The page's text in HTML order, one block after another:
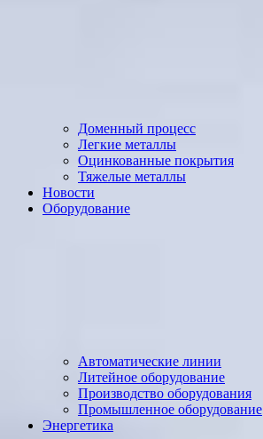
Доменный процесс
Легкие металлы
Оцинкованные покрытия
Тяжелые металлы
Новости
Оборудование
Автоматические линии
Литейное оборудование
Производство оборудования
Промышленное оборудование
Энергетика